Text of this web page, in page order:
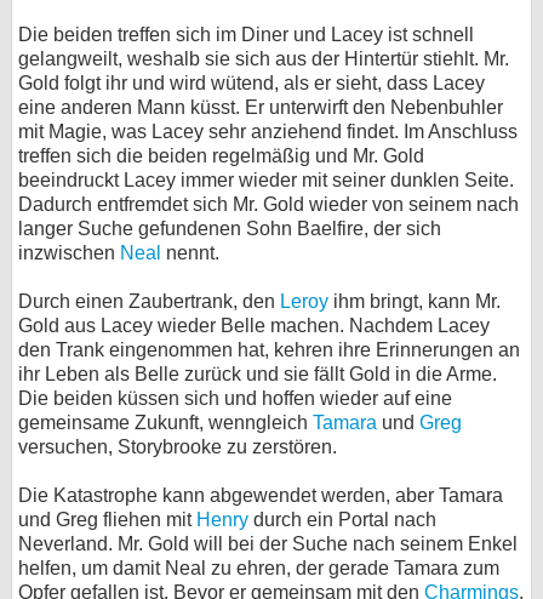
Die beiden treffen sich im Diner und Lacey ist schnell
gelangweilt, weshalb sie sich aus der Hintertür stiehlt. Mr.
Gold folgt ihr und wird wütend, als er sieht, dass Lacey
eine anderen Mann küsst. Er unterwirft den Nebenbuhler
mit Magie, was Lacey sehr anziehend findet. Im Anschluss
treffen sich die beiden regelmäßig und Mr. Gold
beeindruckt Lacey immer wieder mit seiner dunklen Seite.
Dadurch entfremdet sich Mr. Gold wieder von seinem nach
langer Suche gefundenen Sohn Baelfire, der sich
inzwischen Neal nennt.
Durch einen Zaubertrank, den Leroy ihm bringt, kann Mr.
Gold aus Lacey wieder Belle machen. Nachdem Lacey
den Trank eingenommen hat, kehren ihre Erinnerungen an
ihr Leben als Belle zurück und sie fällt Gold in die Arme.
Die beiden küssen sich und hoffen wieder auf eine
gemeinsame Zukunft, wenngleich Tamara und Greg
versuchen, Storybrooke zu zerstören.
Die Katastrophe kann abgewendet werden, aber Tamara
und Greg fliehen mit Henry durch ein Portal nach
Neverland. Mr. Gold will bei der Suche nach seinem Enkel
helfen, um damit Neal zu ehren, der gerade Tamara zum
Opfer gefallen ist. Bevor er gemeinsam mit den Charmings,